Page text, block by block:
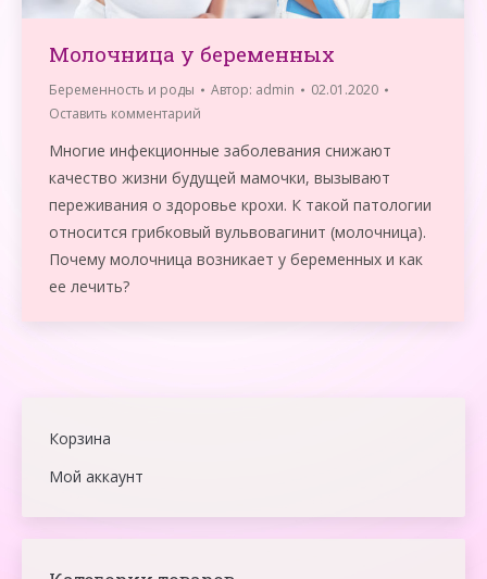
Молочница у беременных
Беременность и роды Автор: admin
02.01.2020
Оставить комментарий
Многие инфекционные заболевания снижают
качество жизни будущей мамочки, вызывают
переживания о здоровье крохи. К такой патологии
относится грибковый вульвовагинит (молочница).
Почему молочница возникает у беременных и как
ее лечить?
Корзина
Мой аккаунт